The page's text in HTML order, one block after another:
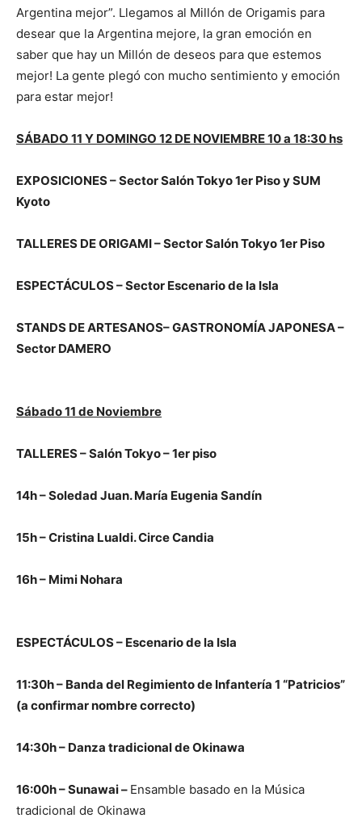
Argentina mejor”. Llegamos al Millón de Origamis para
desear que la Argentina mejore, la gran emoción en
saber que hay un Millón de deseos para que estemos
mejor! La gente plegó con mucho sentimiento y emoción
para estar mejor!
SÁBADO 11 Y DOMINGO 12 DE NOVIEMBRE 10 a 18:30 hs
EXPOSICIONES – Sector Salón Tokyo 1er Piso y SUM
Kyoto
TALLERES DE ORIGAMI – Sector Salón Tokyo 1er Piso
ESPECTÁCULOS – Sector Escenario de la Isla
STANDS DE ARTESANOS– GASTRONOMÍA JAPONESA –
Sector DAMERO
Sábado 11 de Noviembre
TALLERES – Salón Tokyo – 1er piso
14h – Soledad Juan. María Eugenia Sandín
15h – Cristina Lualdi. Circe Candia
16h – Mimi Nohara
ESPECTÁCULOS – Escenario de la Isla
11:30h – Banda del Regimiento de Infantería 1 “Patricios”
(a confirmar nombre correcto)
14:30h – Danza tradicional de Okinawa
16:00h – Sunawai – Ensamble basado en la Música
tradicional de Okinawa